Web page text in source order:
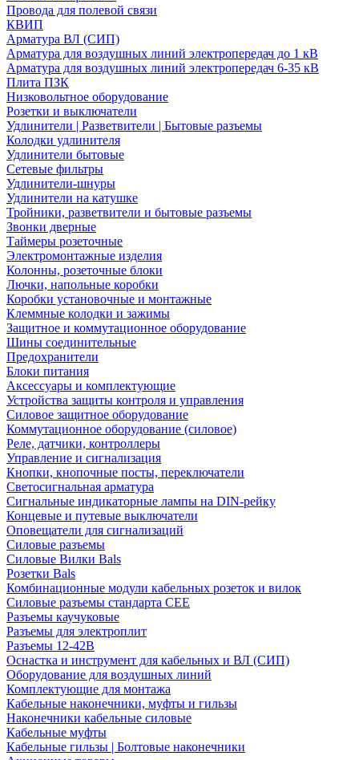
Провода для полевой связи
КВИП
Арматура ВЛ (СИП)
Арматура для воздушных линий электропередач до 1 кВ
Арматура для воздушных линий электропередач 6-35 кВ
Плита ПЗК
Низковольтное оборудование
Розетки и выключатели
Удлинители | Разветвители | Бытовые разъемы
Колодки удлинителя
Удлинители бытовые
Сетевые фильтры
Удлинители-шнуры
Удлинители на катушке
Тройники, разветвители и бытовые разъемы
Звонки дверные
Таймеры розеточные
Электромонтажные изделия
Колонны, розеточные блоки
Лючки, напольные коробки
Коробки установочные и монтажные
Клеммные колодки и зажимы
Защитное и коммутационное оборудование
Шины соединительные
Предохранители
Блоки питания
Аксессуары и комплектующие
Устройства защиты контроля и управления
Силовое защитное оборудование
Коммутационное оборудование (силовое)
Реле, датчики, контроллеры
Управление и сигнализация
Кнопки, кнопочные посты, переключатели
Светосигнальная арматура
Сигнальные индикаторные лампы на DIN-рейку
Концевые и путевые выключатели
Оповещатели для сигнализаций
Силовые разъемы
Силовые Вилки Bals
Розетки Bals
Комбинационные модули кабельных розеток и вилок
Силовые разъемы стандарта CEE
Разъемы каучуковые
Разъемы для электроплит
Разъемы 12-42В
Оснастка и инструмент для кабельных и ВЛ (СИП)
Оборудование для воздушных линий
Комплектующие для монтажа
Кабельные наконечники, муфты и гильзы
Наконечники кабельные силовые
Кабельные муфты
Кабельные гильзы | Болтовые наконечники